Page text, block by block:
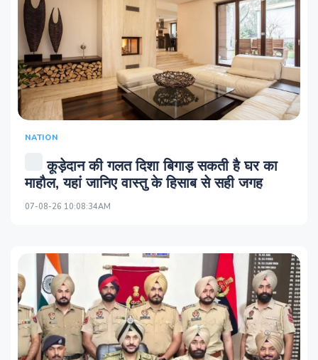
NATION
कूड़ेदान की गलत दिशा बिगाड़ सकती है घर का
माहौल, यहां जानिए वास्तु के हिसाब से सही जगह
07-08-26 10:08:34AM